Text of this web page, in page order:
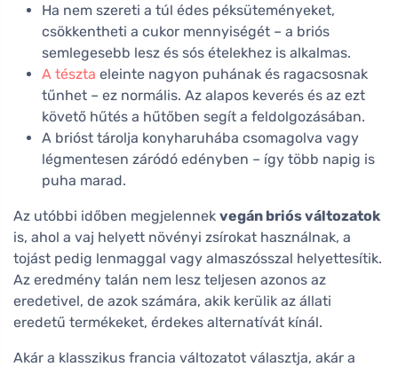
Ha nem szereti a túl édes péksüteményeket,
csökkentheti a cukor mennyiségét – a briós
semlegesebb lesz és sós ételekhez is alkalmas.
A tészta eleinte nagyon puhának és ragacsosnak
tűnhet – ez normális. Az alapos keverés és az ezt
követő hűtés a hűtőben segít a feldolgozásában.
A brióst tárolja konyharuhába csomagolva vagy
légmentesen záródó edényben – így több napig is
puha marad.
Az utóbbi időben megjelennek vegán briós változatok
is, ahol a vaj helyett növényi zsírokat használnak, a
tojást pedig lenmaggal vagy almaszósszal helyettesítik.
Az eredmény talán nem lesz teljesen azonos az
eredetivel, de azok számára, akik kerülik az állati
eredetű termékeket, érdekes alternatívát kínál.
Akár a klasszikus francia változatot választja, akár a